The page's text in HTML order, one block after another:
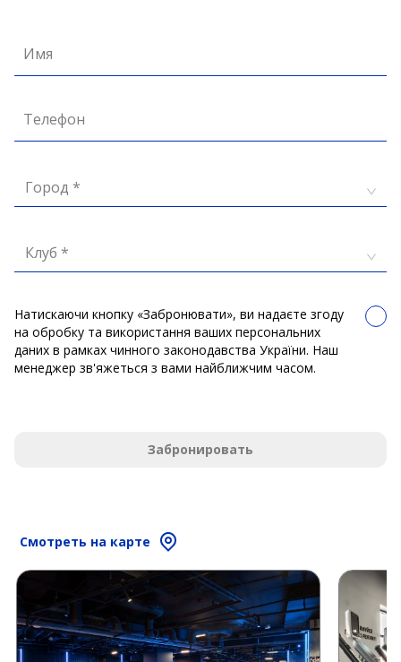
Имя
Телефон
Город *
Клуб *
Натискаючи кнопку «Забронювати», ви надаєте згоду
на обробку та використання ваших персональних
даних в рамках чинного законодавства України. Наш
менеджер зв'яжеться з вами найближчим часом.
Забронировать
Смотреть на карте